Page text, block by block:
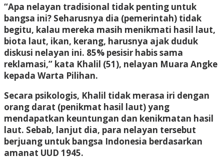
“Apa nelayan tradisional tidak penting untuk
bangsa ini? Seharusnya dia (pemerintah) tidak
begitu, kalau mereka masih menikmati hasil laut,
biota laut, ikan, kerang, harusnya ajak duduk
diskusi nelayan ini. 85% pesisir habis sama
reklamasi,” kata Khalil (51), nelayan Muara Angke
kepada Warta Pilihan.
Secara psikologis, Khalil tidak merasa iri dengan
orang darat (penikmat hasil laut) yang
mendapatkan keuntungan dan kenikmatan hasil
laut. Sebab, lanjut dia, para nelayan tersebut
berjuang untuk bangsa Indonesia berdasarkan
amanat UUD 1945.